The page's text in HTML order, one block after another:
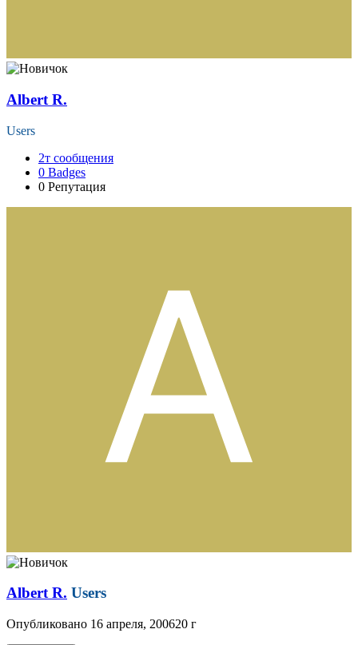
Albert R.
Users
2т сообщения
0 Badges
0 Репутация
Albert R. Users
Опубликовано 16 апреля, 200620 г